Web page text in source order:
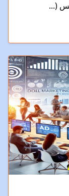
(...